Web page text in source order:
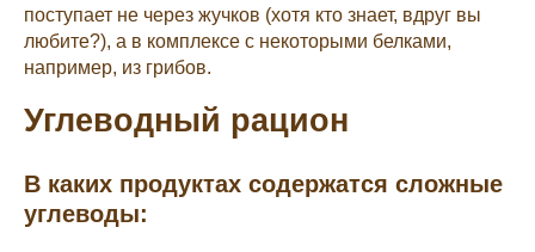
поступает не через жучков (хотя кто знает, вдруг вы
любите?), а в комплексе с некоторыми белками,
например, из грибов.
Углеводный рацион
В каких продуктах содержатся сложные
углеводы: